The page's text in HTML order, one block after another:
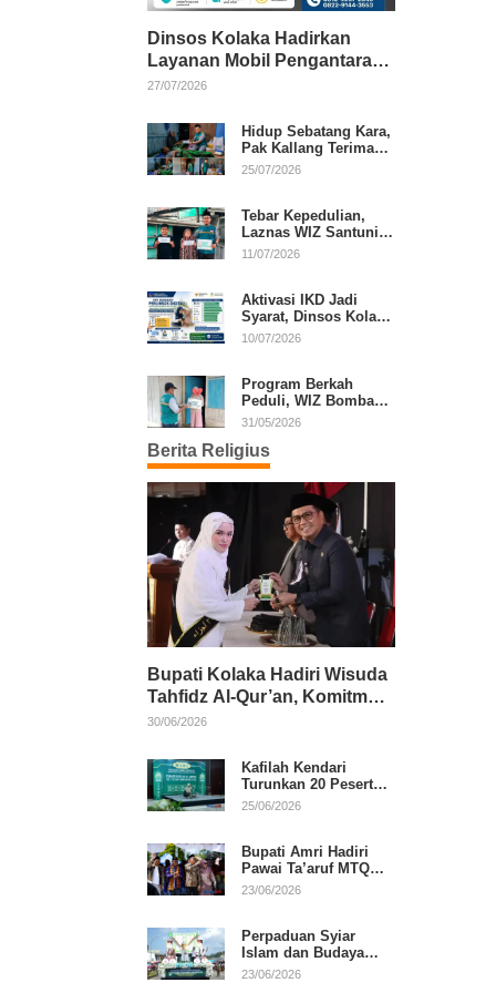
Dinsos Kolaka Hadirkan
Layanan Mobil Pengantaran
Gratis bagi Pasien Penerima
27/07/2026
Hidup Sebatang Kara,
Pak Kallang Terima
Bantuan dari Laznas
25/07/2026
Tebar Kepedulian,
Laznas WIZ Santuni
Anak Yatim dan
11/07/2026
Aktivasi IKD Jadi
Syarat, Dinsos Kolaka
Sosialisasikan
10/07/2026
Program Berkah
Peduli, WIZ Bombana
Bantu Lansia dan
31/05/2026
Berita Religius
Bupati Kolaka Hadiri Wisuda
Tahfidz Al-Qur’an, Komitmen
Dukung Pendidikan
30/06/2026
Kafilah Kendari
Turunkan 20 Peserta
pada Hari Pertama
25/06/2026
Bupati Amri Hadiri
Pawai Ta’aruf MTQ
XXXI Sultra, Beri
23/06/2026
Perpaduan Syiar
Islam dan Budaya
Warnai Pawai Ta’aruf
23/06/2026